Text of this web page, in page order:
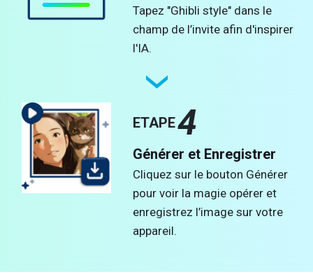
Tapez "Ghibli style" dans le
champ de l’invite afin d'inspirer
l'IA.
ETAPE4
Générer et Enregistrer
Cliquez sur le bouton Générer
pour voir la magie opérer et
enregistrez l’image sur votre
appareil.